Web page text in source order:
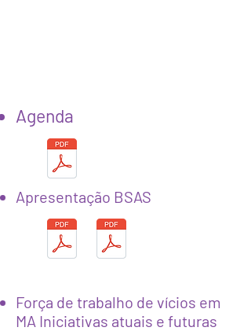
Agenda
Apresentação BSAS
Força de trabalho de vícios em
MA Iniciativas atuais e futuras